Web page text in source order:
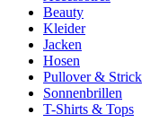
Beauty
Kleider
Jacken
Hosen
Pullover & Strick
Sonnenbrillen
T-Shirts & Tops